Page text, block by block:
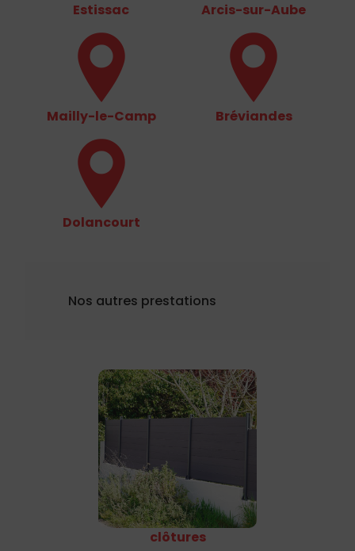
Estissac Arcis-sur-Aube
Mailly-le-Camp Bréviandes
Dolancourt
Nos autres prestations
clôtures